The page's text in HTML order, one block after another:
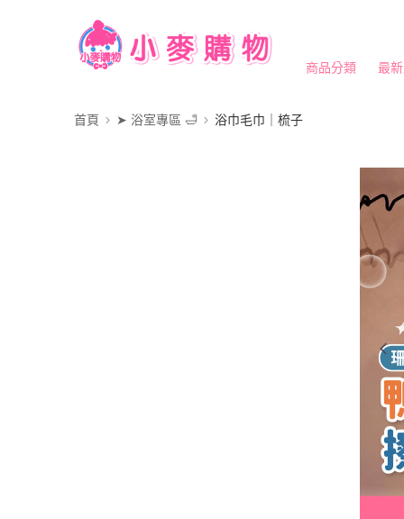
商品分類 最
首頁 ➤ 浴室專區 🛁 浴巾毛巾｜梳子